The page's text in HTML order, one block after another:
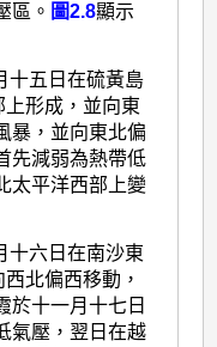
區。 圖2.8顯示
十五日在硫黃島
形成，並向東
暴，並向東北偏
先減弱為熱帶低
太平洋西部上變
十六日在南沙東
北偏西移動，
於十一月十七日
氣壓，翌日在越